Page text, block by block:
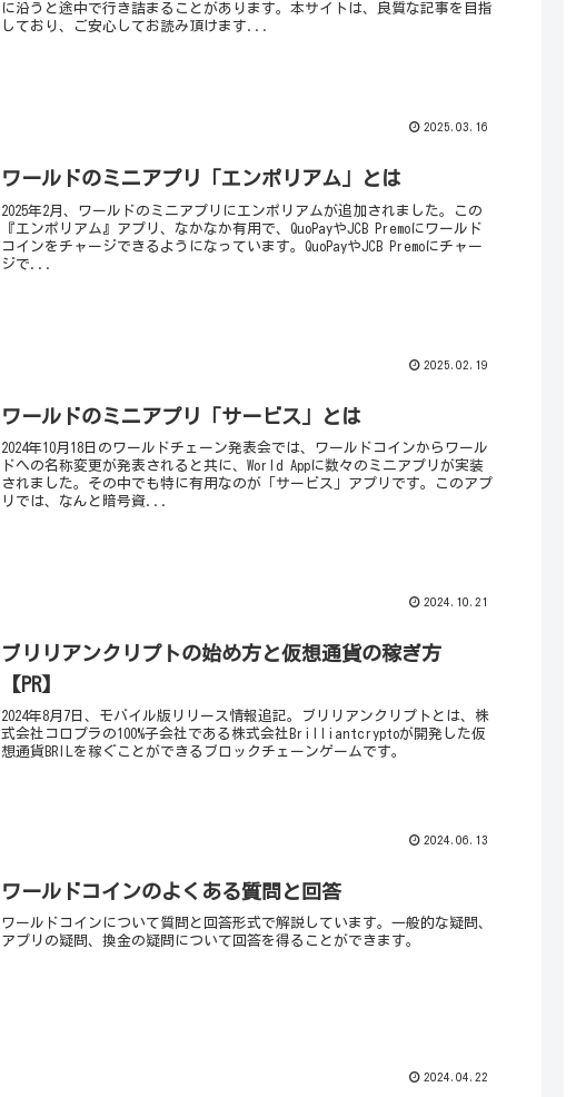
に沿うと途中で行き詰まることがあります。本サイトは、良質な記事を目指
しており、ご安心してお読み頂けます...
2025.03.16
ワールドのミニアプリ「エンポリアム」とは
2025年2月、ワールドのミニアプリにエンポリアムが追加されました。この
『エンポリアム』アプリ、なかなか有用で、QuoPayやJCB Premoにワールド
コインをチャージできるようになっています。QuoPayやJCB Premoにチャー
ジで...
2025.02.19
ワールドのミニアプリ「サービス」とは
2024年10月18日のワールドチェーン発表会では、ワールドコインからワール
ドへの名称変更が発表されると共に、World Appに数々のミニアプリが実装
されました。その中でも特に有用なのが「サービス」アプリです。このアプ
リでは、なんと暗号資...
2024.10.21
ブリリアンクリプトの始め方と仮想通貨の稼ぎ方
【PR】
2024年8月7日、モバイル版リリース情報追記。ブリリアンクリプトとは、株
式会社コロプラの100%子会社である株式会社Brilliantcryptoが開発した仮
想通貨BRILを稼ぐことができるブロックチェーンゲームです。
2024.06.13
ワールドコインのよくある質問と回答
ワールドコインについて質問と回答形式で解説しています。一般的な疑問、
アプリの疑問、換金の疑問について回答を得ることができます。
2024.04.22